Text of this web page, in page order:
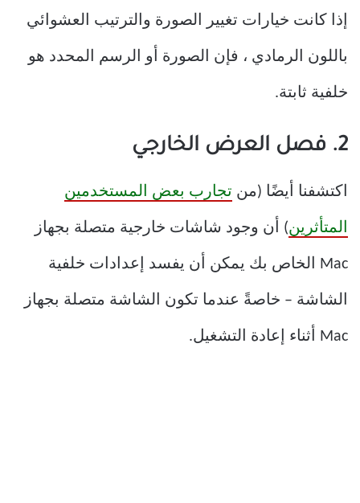
إذا كانت خيارات تغيير الصورة والترتيب العشوائي
باللون الرمادي ، فإن الصورة أو الرسم المحدد هو
خلفية ثابتة.
2. فصل العرض الخارجي
اكتشفنا أيضًا (من تجارب بعض المستخدمين
المتأثرين) أن وجود شاشات خارجية متصلة بجهاز
Mac الخاص بك يمكن أن يفسد إعدادات خلفية
الشاشة – خاصةً عندما تكون الشاشة متصلة بجهاز
Mac أثناء إعادة التشغيل.